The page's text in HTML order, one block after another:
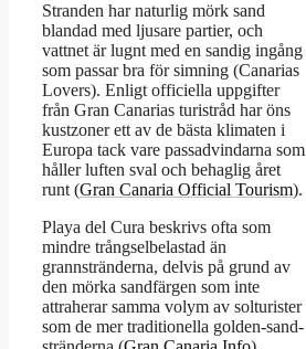
Stranden har naturlig mörk sand
blandad med ljusare partier, och
vattnet är lugnt med en sandig ingång
som passar bra för simning (Canarias
Lovers). Enligt officiella uppgifter
från Gran Canarias turistråd har öns
kustzoner ett av de bästa klimaten i
Europa tack vare passadvindarna som
håller luften sval och behaglig året
runt (Gran Canaria Official Tourism).
Playa del Cura beskrivs ofta som
mindre trångselbelastad än
grannstränderna, delvis på grund av
den mörka sandfärgen som inte
attraherar samma volym av solturister
som de mer traditionella golden-sand-